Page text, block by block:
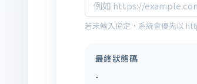
若未輸入協定，系統會優先以
最終狀態碼
-